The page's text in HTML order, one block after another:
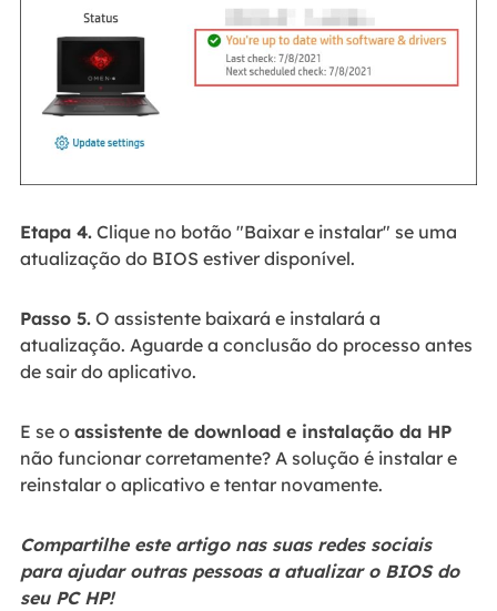
Etapa 4.Clique no botão "Baixar e instalar" se uma
atualização do BIOS estiver disponível.
Passo 5.O assistente baixará e instalará a
atualização. Aguarde a conclusão do processo antes
de sair do aplicativo.
E se o assistente de download e instalação da HP
não funcionar corretamente? A solução é instalar e
reinstalar o aplicativo e tentar novamente.
Compartilhe este artigo nas suas redes sociais
para ajudar outras pessoas a atualizar o BIOS do
seu PC HP!